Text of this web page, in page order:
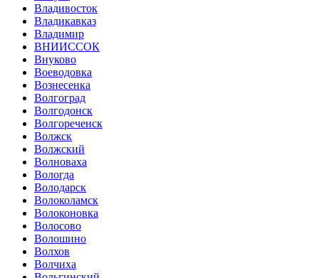
Владивосток
Владикавказ
Владимир
ВНИИССОК
Внуково
Воеводовка
Вознесенка
Волгоград
Волгодонск
Волгореченск
Волжск
Волжский
Волноваха
Вологда
Володарск
Волоколамск
Волоконовка
Волосово
Волошино
Волхов
Волчиха